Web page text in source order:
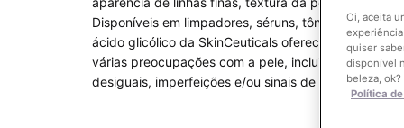
Disponíveis em limpadores, séruns, tônicos ou
ácido glicólico da SkinCeuticals oferecem uma
várias preocupações com a pele, incluindo
desiguais, imperfeições e/ou sinais de
Oi, aceita
quiser
disponível
beleza, ok?
Política